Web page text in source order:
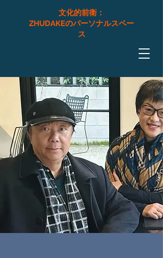
文化的前衛：
ZHUDAKEのパーソナルスペー
ス